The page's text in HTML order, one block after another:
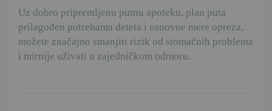
Uz dobro pripremljenu putnu apoteku, plan puta
prilagođen potrebama deteta i osnovne mere opreza,
možete značajno smanjiti rizik od stomačnih problema
i mirnije uživati u zajedničkom odmoru.